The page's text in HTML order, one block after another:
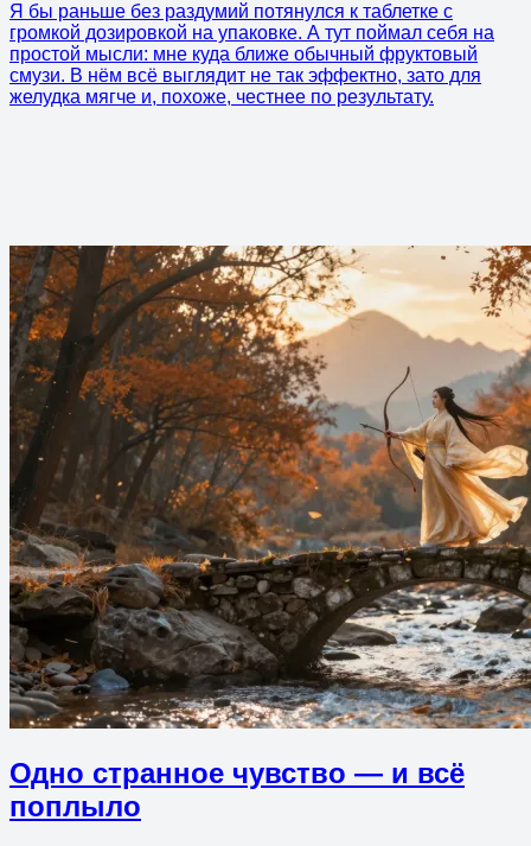
Я бы раньше без раздумий потянулся к таблетке с
громкой дозировкой на упаковке. А тут поймал себя на
простой мысли: мне куда ближе обычный фруктовый
смузи. В нём всё выглядит не так эффектно, зато для
желудка мягче и, похоже, честнее по результату.
Одно странное чувство — и всё
поплыло